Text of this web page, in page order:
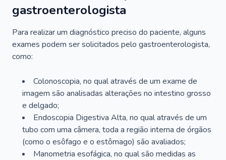
gastroenterologista
Para realizar um diagnóstico preciso do paciente, alguns
exames podem ser solicitados pelo gastroenterologista,
como:
Colonoscopia, no qual através de um exame de
imagem são analisadas alterações no intestino grosso
e delgado;
Endoscopia Digestiva Alta, no qual através de um
tubo com uma câmera, toda a região interna de órgãos
(como o esôfago e o estômago) são avaliados;
Manometria esofágica, no qual são medidas as